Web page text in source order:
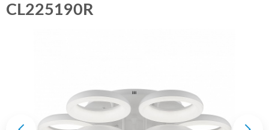
CL225190R